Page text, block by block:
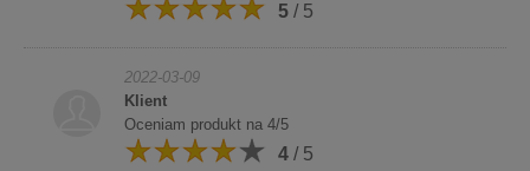
5 / 5
2022-03-09
Klient
Oceniam produkt na 4/5
4 / 5